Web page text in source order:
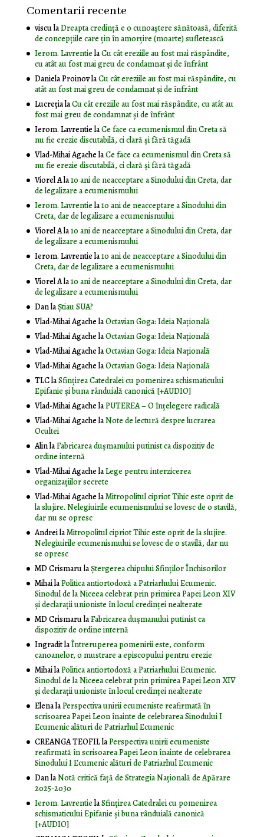
Comentarii recente
visculaDreapta credință e o cunoaștere sănătoasă, diferită
de concepțiile care țin în amorțire (moarte) sufletească
Ierom. LavrentielaCu cât ereziile au fost mai răspândite,
cu atât au fost mai greu de condamnat și de înfrânt
Daniela ProinovlaCu cât ereziile au fost mai răspândite, cu
atât au fost mai greu de condamnat și de înfrânt
LucrețialaCu cât ereziile au fost mai răspândite, cu atât au
fost mai greu de condamnat și de înfrânt
Ierom. LavrentielaCe face ca ecumenismul din Creta să
nu fie erezie discutabilă, ci clară și fără tăgadă
Vlad-Mihai AgachelaCe face ca ecumenismul din Creta să
nu fie erezie discutabilă, ci clară și fără tăgadă
Viorel Ala10 ani de neacceptare a Sinodului din Creta, dar
de legalizare a ecumenismului
Ierom. Lavrentiela10 ani de neacceptare a Sinodului din
Creta, dar de legalizare a ecumenismului
Viorel Ala10 ani de neacceptare a Sinodului din Creta, dar
de legalizare a ecumenismului
Ierom. Lavrentiela10 ani de neacceptare a Sinodului din
Creta, dar de legalizare a ecumenismului
Viorel Ala10 ani de neacceptare a Sinodului din Creta, dar
de legalizare a ecumenismului
DanlaȘtiau SUA?
Vlad-Mihai AgachelaOctavian Goga: Ideia Naţională
Vlad-Mihai AgachelaOctavian Goga: Ideia Naţională
Vlad-Mihai AgachelaOctavian Goga: Ideia Naţională
Vlad-Mihai AgachelaOctavian Goga: Ideia Naţională
TLClaSfințirea Catedralei cu pomenirea schismaticului
Epifanie și buna rânduială canonică [+AUDIO]
Vlad-Mihai AgachelaPUTEREA – O înţelegere radicală
Vlad-Mihai AgachelaNote de lectură despre lucrarea
Ocultei
AlinlaFabricarea dușmanului putinist ca dispozitiv de
ordine internă
Vlad-Mihai AgachelaLege pentru interzicerea
organizaţiilor secrete
Vlad-Mihai AgachelaMitropolitul cipriot Tihic este oprit de
la slujire. Nelegiuirile ecumenismului se lovesc de o stavilă,
dar nu se opresc
AndreilaMitropolitul cipriot Tihic este oprit de la slujire.
Nelegiuirile ecumenismului se lovesc de o stavilă, dar nu
se opresc
MD CrismarulaŞtergerea chipului Sfinţilor Închisorilor
MihailaPolitica antiortodoxă a Patriarhului Ecumenic.
Sinodul de la Niceea celebrat prin primirea Papei Leon XIV
și declarații unioniste în locul credinței nealterate
MD CrismarulaFabricarea dușmanului putinist ca
dispozitiv de ordine internă
IngraditlaÎntreruperea pomenirii este, conform
canoanelor, o mustrare a episcopului pentru erezie
MihailaPolitica antiortodoxă a Patriarhului Ecumenic.
Sinodul de la Niceea celebrat prin primirea Papei Leon XIV
și declarații unioniste în locul credinței nealterate
ElenalaPerspectiva unirii ecumeniste reafirmată în
scrisoarea Papei Leon înainte de celebrarea Sinodului I
Ecumenic alături de Patriarhul Ecumenic
CREANGA TEOFILlaPerspectiva unirii ecumeniste
reafirmată în scrisoarea Papei Leon înainte de celebrarea
Sinodului I Ecumenic alături de Patriarhul Ecumenic
DanlaNotă critică faţă de Strategia Naţională de Apărare
2025-2030
Ierom. LavrentielaSfințirea Catedralei cu pomenirea
schismaticului Epifanie și buna rânduială canonică
[+AUDIO]